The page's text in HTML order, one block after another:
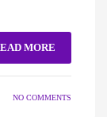
MORE
NO COMMENTS